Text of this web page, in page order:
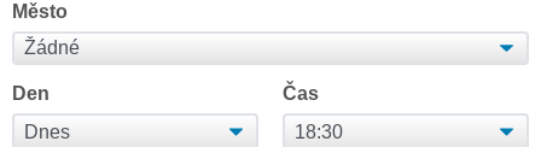
Město
Den Čas